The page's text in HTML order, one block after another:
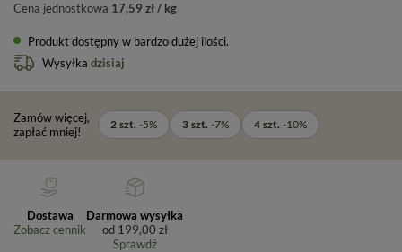
Cena jednostkowa 17,59 zł / kg
Produkt dostępny w bardzo dużej ilości
Wysyłka dzisiaj
Zamów więcej,
zapłać mniej!
2 szt. -5% 3 szt. -7% 4 szt. -10%
Dostawa
Zobacz cennik
Darmowa wysyłka
od 199,00 zł
Sprawdź